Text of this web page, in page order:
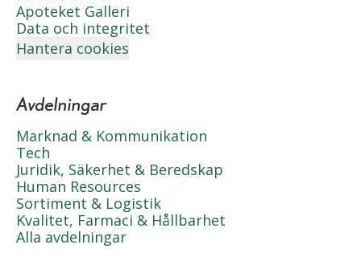
Apoteket Galleri
Data och integritet
Hantera cookies
Avdelningar
Marknad & Kommunikation
Tech
Juridik, Säkerhet & Beredskap
Human Resources
Sortiment & Logistik
Kvalitet, Farmaci & Hållbarhet
Alla avdelningar